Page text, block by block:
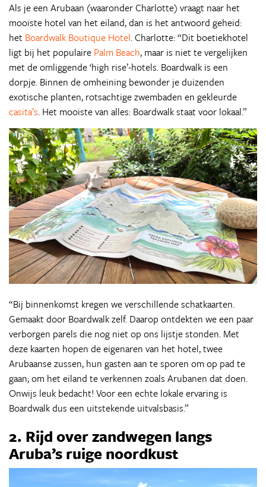
Als je een Arubaan (waaronder Charlotte) vraagt naar het
mooiste hotel van het eiland, dan is het antwoord geheid:
het Boardwalk Boutique Hotel. Charlotte: “Dit boetiekhotel
ligt bij het populaire Palm Beach, maar is niet te vergelijken
met de omliggende ‘high rise’-hotels. Boardwalk is een
dorpje. Binnen de omheining bewonder je duizenden
exotische planten, rotsachtige zwembaden en gekleurde
casita’s. Het mooiste van alles: Boardwalk staat voor lokaal.”
“Bij binnenkomst kregen we verschillende schatkaarten.
Gemaakt door Boardwalk zelf. Daarop ontdekten we een paar
verborgen parels die nog niet op ons lijstje stonden. Met
deze kaarten hopen de eigenaren van het hotel, twee
Arubaanse zussen, hun gasten aan te sporen om op pad te
gaan; om het eiland te verkennen zoals Arubanen dat doen.
Onwijs leuk bedacht! Voor een echte lokale ervaring is
Boardwalk dus een uitstekende uitvalsbasis.”
2. Rijd over zandwegen langs
Aruba’s ruige noordkust